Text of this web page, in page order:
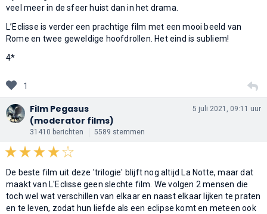
veel meer in de sfeer huist dan in het drama.
L’Eclisse is verder een prachtige film met een mooi beeld van
Rome en twee geweldige hoofdrollen. Het eind is subliem!
4*
1
Film Pegasus
(moderator films)
31410 berichten 5589 stemmen
5 juli 2021, 09:11 uur
De beste film uit deze 'trilogie' blijft nog altijd La Notte, maar dat
maakt van L'Eclisse geen slechte film. We volgen 2 mensen die
toch wel wat verschillen van elkaar en naast elkaar lijken te praten
en te leven, zodat hun liefde als een eclipse komt en meteen ook